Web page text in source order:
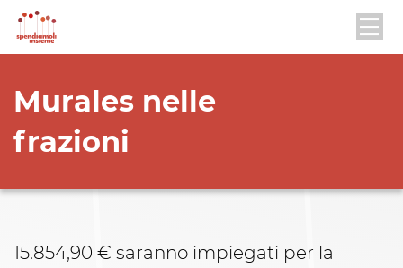
Murales nelle
frazioni
15.854,90 € saranno impiegati per la